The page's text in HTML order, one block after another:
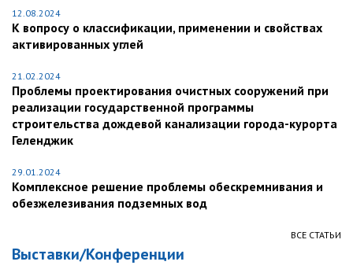
12.08.2024
К вопросу о классификации, применении и свойствах
активированных углей
21.02.2024
Проблемы проектирования очистных сооружений при
реализации государственной программы
строительства дождевой канализации города-курорта
Геленджик
29.01.2024
Комплексное решение проблемы обескремнивания и
обезжелезивания подземных вод
ВСЕ СТАТЬИ
Выставки/Конференции